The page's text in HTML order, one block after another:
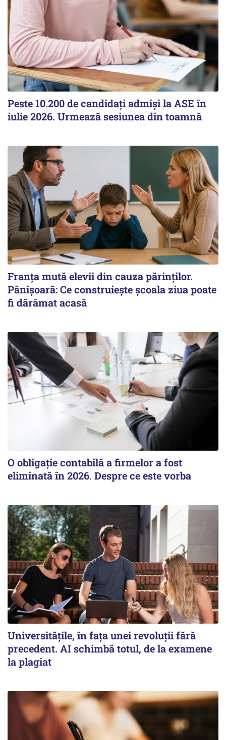
Peste 10.200 de candidați admiși la ASE în
iulie 2026. Urmează sesiunea din toamnă
Franța mută elevii din cauza părinților.
Pânișoară: Ce construiește școala ziua poate
fi dărâmat acasă
O obligație contabilă a firmelor a fost
eliminată în 2026. Despre ce este vorba
Universitățile, în fața unei revoluții fără
precedent. AI schimbă totul, de la examene
la plagiat